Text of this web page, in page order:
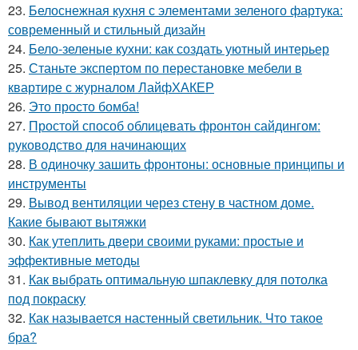
23. Белоснежная кухня с элементами зеленого фартука:
современный и стильный дизайн
24. Бело-зеленые кухни: как создать уютный интерьер
25. Станьте экспертом по перестановке мебели в
квартире с журналом ЛайфХАКЕР
26. Это просто бомба!
27. Простой способ облицевать фронтон сайдингом:
руководство для начинающих
28. В одиночку зашить фронтоны: основные принципы и
инструменты
29. Вывод вентиляции через стену в частном доме.
Какие бывают вытяжки
30. Как утеплить двери своими руками: простые и
эффективные методы
31. Как выбрать оптимальную шпаклевку для потолка
под покраску
32. Как называется настенный светильник. Что такое
бра?